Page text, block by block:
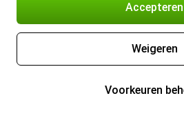
Accepteren
Weigeren
Voorkeuren